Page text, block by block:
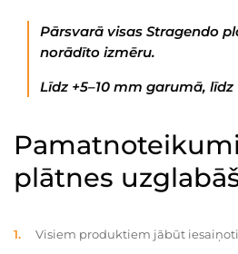
Pārsvarā visas Stragendo
norādīto izmēru.
Līdz +5–10 mm garumā,
plātnes
Visiem produktiem jābūt